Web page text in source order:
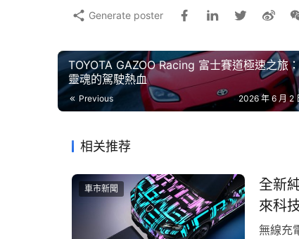
酷涼對策」夏季健檢即日起正式起跑，
米其林輪胎買3送1，再享多重好禮優惠及
面對逐年攀升的夏季高溫，車輛的空調系統
維持最佳狀態。福斯商旅更跨界攜手人氣鮮
嚐專屬的夏日特調飲品。這個夏天，將繁瑣
Generate poster
TOYOTA GAZOO Racing 富士賽道極速之旅
靈魂的駕駛熱血
Previous 2026 年 6 月 2
相关推荐
車市新聞
全新
來科
無線充